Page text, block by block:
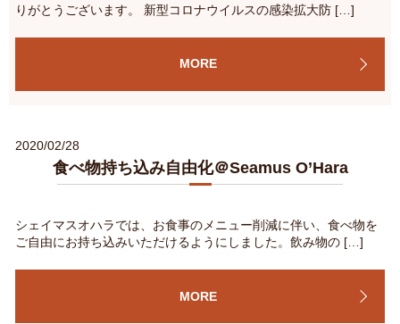
りがとうございます。 新型コロナウイルスの感染拡大防 […]
MORE
2020/02/28
食べ物持ち込み自由化＠Seamus O’Hara
シェイマスオハラでは、お食事のメニュー削減に伴い、食べ物を
ご自由にお持ち込みいただけるようにしました。飲み物の […]
MORE